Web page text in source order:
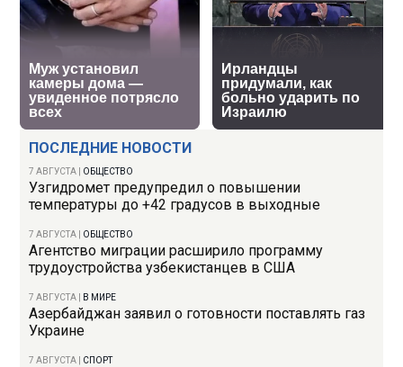
ПОСЛЕДНИЕ НОВОСТИ
7 АВГУСТА ОБЩЕСТВО
Узгидромет предупредил о повышении
температуры до +42 градусов в выходные
7 АВГУСТА ОБЩЕСТВО
Агентство миграции расширило программу
трудоустройства узбекистанцев в США
7 АВГУСТА В МИРЕ
Азербайджан заявил о готовности поставлять газ
Украине
7 АВГУСТА СПОРТ